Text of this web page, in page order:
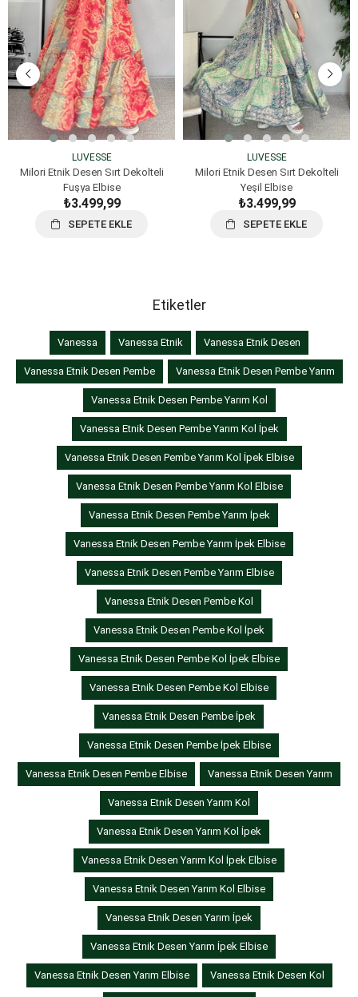
LUVESSE
Milori Etnik Desen Sırt Dekolteli
Fuşya Elbise
₺3.499,99
SEPETE EKLE
LUVESSE
Milori Etnik Desen Sırt Dekolteli
Yeşil Elbise
₺3.499,99
SEPETE EKLE
Etiketler
Vanessa Vanessa Etnik Vanessa Etnik Desen
Vanessa Etnik Desen Pembe Vanessa Etnik Desen Pembe Yarım
Vanessa Etnik Desen Pembe Yarım Kol
Vanessa Etnik Desen Pembe Yarım Kol İpek
Vanessa Etnik Desen Pembe Yarım Kol İpek Elbise
Vanessa Etnik Desen Pembe Yarım Kol Elbise
Vanessa Etnik Desen Pembe Yarım İpek
Vanessa Etnik Desen Pembe Yarım İpek Elbise
Vanessa Etnik Desen Pembe Yarım Elbise
Vanessa Etnik Desen Pembe Kol
Vanessa Etnik Desen Pembe Kol İpek
Vanessa Etnik Desen Pembe Kol İpek Elbise
Vanessa Etnik Desen Pembe Kol Elbise
Vanessa Etnik Desen Pembe İpek
Vanessa Etnik Desen Pembe İpek Elbise
Vanessa Etnik Desen Pembe Elbise Vanessa Etnik Desen Yarım
Vanessa Etnik Desen Yarım Kol
Vanessa Etnik Desen Yarım Kol İpek
Vanessa Etnik Desen Yarım Kol İpek Elbise
Vanessa Etnik Desen Yarım Kol Elbise
Vanessa Etnik Desen Yarım İpek
Vanessa Etnik Desen Yarım İpek Elbise
Vanessa Etnik Desen Yarım Elbise Vanessa Etnik Desen Kol